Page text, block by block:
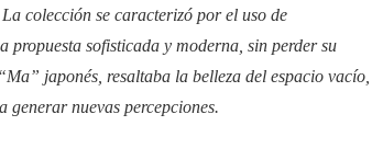
colección se caracterizó por el uso de
propuesta sofisticada y moderna, sin perder su
japonés, resaltaba la belleza del espacio vacío,
generar nuevas percepciones.